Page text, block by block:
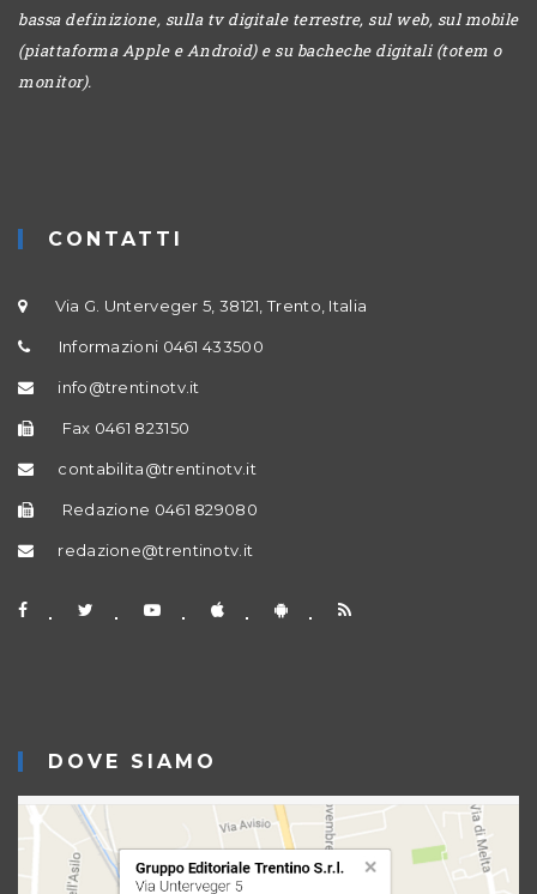
bassa definizione, sulla tv digitale terrestre, sul web, sul mobile
(piattaforma Apple e Android) e su bacheche digitali (totem o
monitor).
CONTATTI
Via G. Unterveger 5, 38121, Trento, Italia
Informazioni 0461 433500
info@trentinotv.it
Fax 0461 823150
contabilita@trentinotv.it
Redazione 0461 829080
redazione@trentinotv.it
DOVE SIAMO